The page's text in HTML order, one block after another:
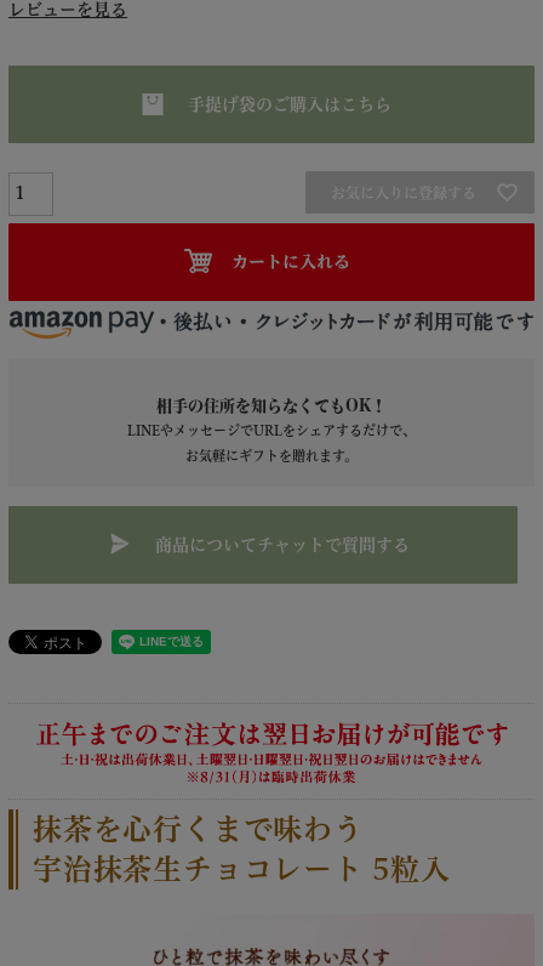
レビューを見る
手提げ袋のご購入はこちら
お気に入りに登録する
カートに入れる
相手の住所を知らなくてもOK！
LINEやメッセージでURLをシェアするだけで、
お気軽にギフトを贈れます。
商品についてチャットで質問する
抹茶を心行くまで味わう
宇治抹茶生チョコレート 5粒入